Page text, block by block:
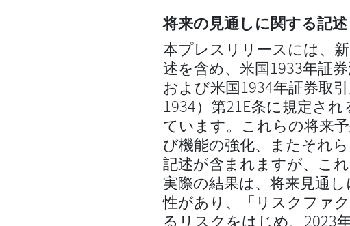
将来の見通しに関する記述
本プレスリリースには、
述を含め、米国1933年証
および米国1934年証券取
1934）第21E条に規定さ
ています。これらの将来
び機能の強化、またそれ
記述が含まれますが、こ
実際の結果は、将来見通
性があり、「リスクファ
るリスクをはじめ、2023